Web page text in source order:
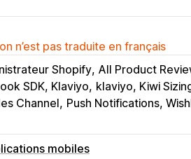
n’est pas traduite en français
Shopify All Product
SDK, Klaviyo
klaviyo, Kiwi
Channel Push Notifications,
mobiles